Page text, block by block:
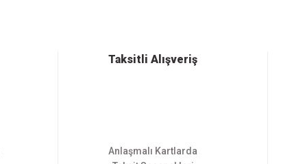
Taksitli Alışveriş
Anlaşmalı Kartlarda